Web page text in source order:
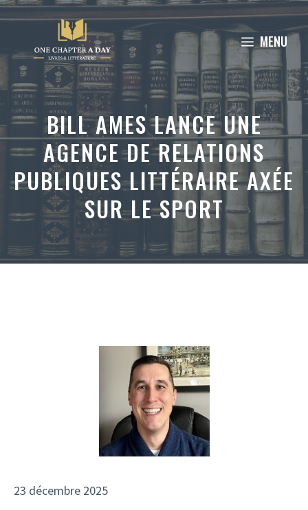
Aller
contenu
MENU
BILL AMES LANCE UNE
AGENCE DE RELATIONS
PUBLIQUES LITTÉRAIRE AXÉE
SUR LE SPORT
23 décembre 2025